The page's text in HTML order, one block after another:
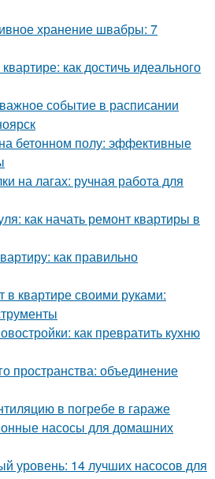
хранение швабры: 7
как достичь идеального
событие в расписании
бетонном полу: эффективные
на лагах: ручная работа для
как начать ремонт квартиры в
как правильно
в квартире своими руками:
как превратить кухню
пространства: объединение
в погребе в гараже
насосы для домашних
уровень: 14 лучших насосов для